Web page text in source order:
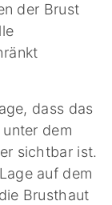
der Brust
dass das
dem
sichtbar ist.
auf dem
Brusthaut